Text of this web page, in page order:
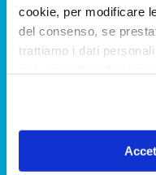
cookie, per modificare
del consenso, se
trattiamo i dati
qualora clicchi su
sarà installato alcun
tracciamento diverso
“Accetto tutti i cookie”,
Tagliate ogni wrap a
Sistemate 2 mezzi
lunch box.
Riempite gli altri
un piatto perfetto
ALTRE